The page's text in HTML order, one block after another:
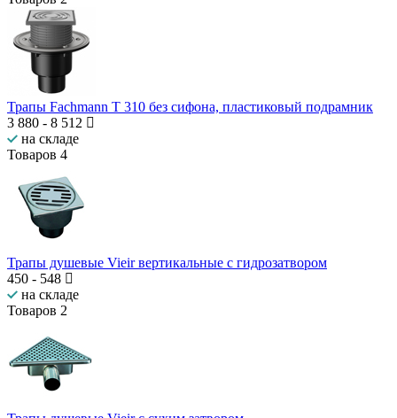
Трапы Fachmann T 310 без сифона, пластиковый подрамник
3 880 - 8 512
на складе
Товаров 4
Трапы душевые Vieir вертикальные с гидрозатвором
450 - 548
на складе
Товаров 2